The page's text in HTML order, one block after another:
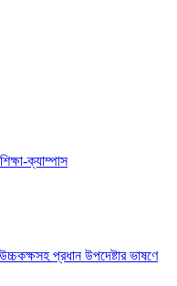
শিক্ষা-ক্যাম্পাস